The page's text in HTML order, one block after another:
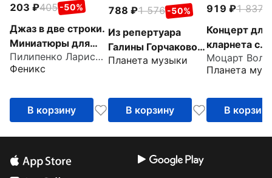
203 405 -50%
Джаз в две строки.
Миниатюры для
фортепиано
Пилипенко Лариса Васильевна
Феникс
В корзину
788 1 576 -50%
Из репертуара
Галины Горчаковой.
Арии итальянских
Пуччини. Ноты
Планета музыки
В корзину
919 1 837
Концерт для
кларнета с
оркестром
622. Клавир
Планета
В корзину